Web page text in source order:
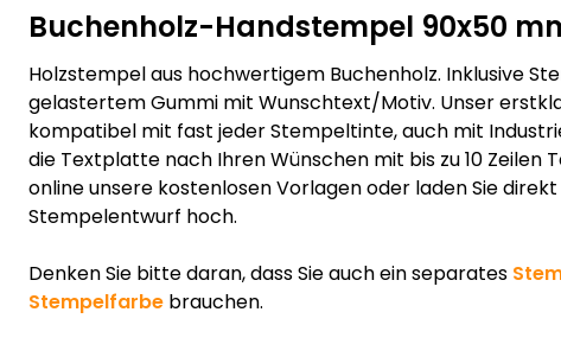
Buchenholz-Handstempel 90x50
Holzstempel aus hochwertigem Buchenholz. Inklusive
gelastertem Gummi mit Wunschtext/Motiv. Unser
kompatibel mit fast jeder Stempeltinte, auch mit
die Textplatte nach Ihren Wünschen mit bis zu 10 Zeilen
online unsere kostenlosen Vorlagen oder laden Sie
Stempelentwurf hoch.
Denken Sie bitte daran, dass Sie auch ein separates
Stempelfarbe brauchen.